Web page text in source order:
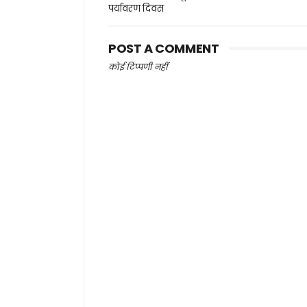
पर्यावरण दिवस
POST A COMMENT
कोई टिप्पणी नहीं